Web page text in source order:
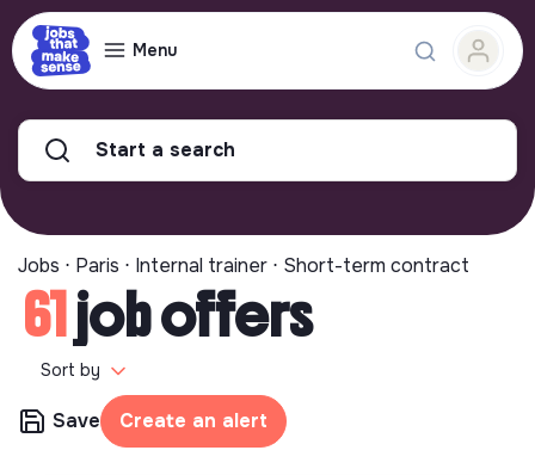
Menu
Start a search
Jobs ⋅ Paris ⋅ Internal trainer ⋅ Short-term contract
61job offers
Sort by
Save Create an alert